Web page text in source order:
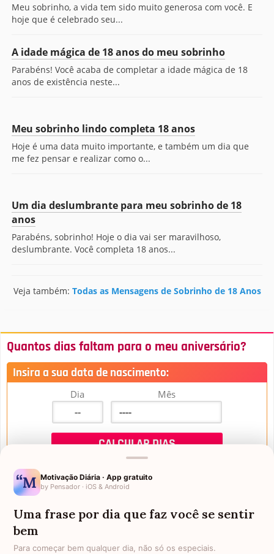
Meu sobrinho, a vida tem sido muito generosa com você. E
hoje que é celebrado seu...
A idade mágica de 18 anos do meu sobrinho
Parabéns! Você acaba de completar a idade mágica de 18
anos de existência neste...
Meu sobrinho lindo completa 18 anos
Hoje é uma data muito importante, e também um dia que
me fez pensar e realizar como o...
Um dia deslumbrante para meu sobrinho de 18
anos
Parabéns, sobrinho! Hoje o dia vai ser maravilhoso,
deslumbrante. Você completa 18 anos...
Veja também: Todas as Mensagens de Sobrinho de 18 Anos
Quantos dias faltam para o meu aniversário?
Insira a sua data de nascimento:
Dia Mês
Mensagens de Aniversário
Motivação Diária · App gratuito
by Pensador · iOS & Android
Uma frase por dia que faz você se sentir
bem
Para começar bem qualquer dia, não só os especiais.